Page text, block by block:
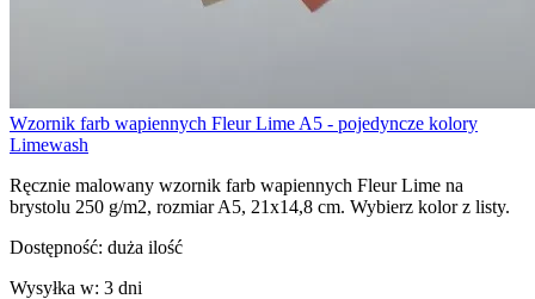
Wzornik farb wapiennych Fleur Lime A5 - pojedyncze kolory
Limewash
Ręcznie malowany wzornik farb wapiennych Fleur Lime na
brystolu 250 g/m2, rozmiar A5, 21x14,8 cm. Wybierz kolor z listy.
Dostępność: duża ilość
Wysyłka w: 3 dni